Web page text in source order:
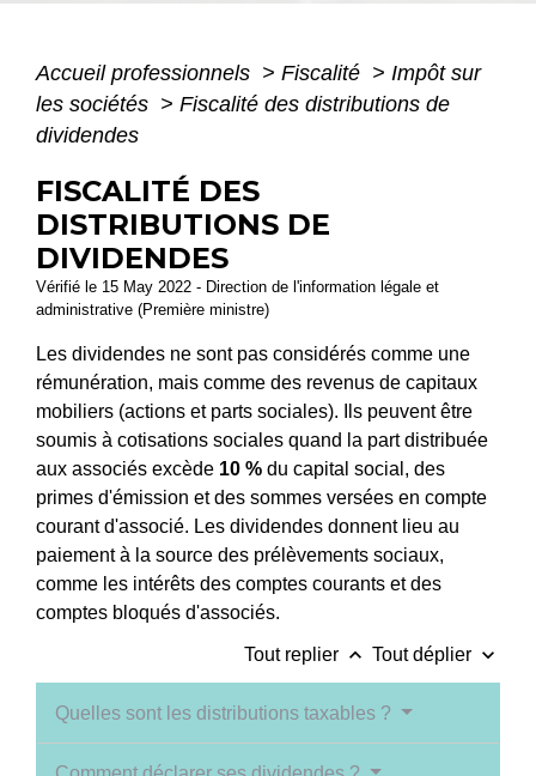
Accueil professionnels > Fiscalité > Impôt sur
les sociétés > Fiscalité des distributions de
dividendes
FISCALITÉ DES
DISTRIBUTIONS DE
DIVIDENDES
Vérifié le 15 May 2022 - Direction de l'information légale et
administrative (Première ministre)
Les dividendes ne sont pas considérés comme une
rémunération, mais comme des revenus de capitaux
mobiliers (actions et parts sociales). Ils peuvent être
soumis à cotisations sociales quand la part distribuée
aux associés excède 10 % du capital social, des
primes d'émission et des sommes versées en compte
courant d'associé. Les dividendes donnent lieu au
paiement à la source des prélèvements sociaux,
comme les intérêts des comptes courants et des
comptes bloqués d'associés.
Tout replier keyboard_arrow_up Tout déplier keyboard_arrow_down
Quelles sont les distributions taxables ?